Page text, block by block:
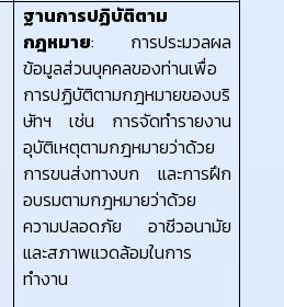
ฐานการปฏิบัติตาม
กฎหมาย: การประมวลผล
ข้อมูลส่วนบุคคลของท่านเพื่อ
การปฏิบัติตามกฎหมายของบริ
ษัทฯ เช่น การจัดทำรายงาน
อุบัติเหตุตามกฎหมายว่าด้วย
การขนส่งทางบก และการฝึก
อบรมตามกฎหมายว่าด้วย
ความปลอดภัย อาชีวอนามัย
และสภาพแวดล้อมในการ
ทำงาน